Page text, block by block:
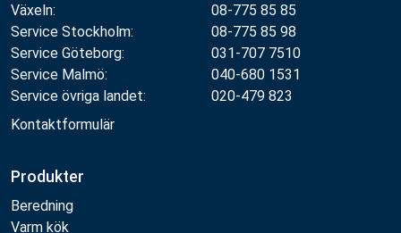
Växeln:
08-775 85 85
Service Stockholm:
08-775 85 98
Service Göteborg:
031-707 7510
Service Malmö:
040-680 1531
Service övriga landet:
020-479 823
Kontaktformulär
Produkter
Beredning
Varm kök